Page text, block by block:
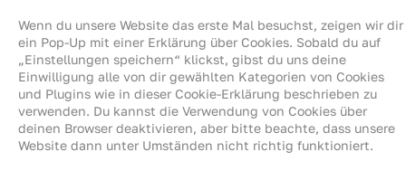
Wenn du unsere Website das erste Mal besuchst, zeigen wir dir
ein Pop-Up mit einer Erklärung über Cookies. Sobald du auf
„Einstellungen speichern“ klickst, gibst du uns deine
Einwilligung alle von dir gewählten Kategorien von Cookies
und Plugins wie in dieser Cookie-Erklärung beschrieben zu
verwenden. Du kannst die Verwendung von Cookies über
deinen Browser deaktivieren, aber bitte beachte, dass unsere
Website dann unter Umständen nicht richtig funktioniert.